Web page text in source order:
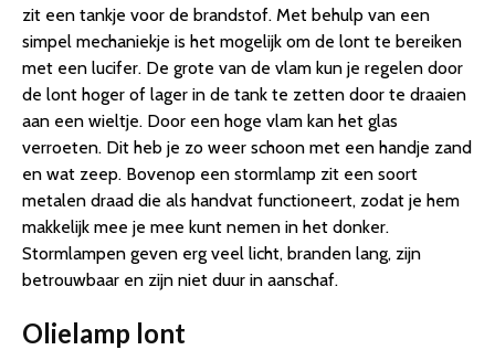
zit een tankje voor de brandstof. Met behulp van een
simpel mechaniekje is het mogelijk om de lont te bereiken
met een lucifer. De grote van de vlam kun je regelen door
de lont hoger of lager in de tank te zetten door te draaien
aan een wieltje. Door een hoge vlam kan het glas
verroeten. Dit heb je zo weer schoon met een handje zand
en wat zeep. Bovenop een stormlamp zit een soort
metalen draad die als handvat functioneert, zodat je hem
makkelijk mee je mee kunt nemen in het donker.
Stormlampen geven erg veel licht, branden lang, zijn
betrouwbaar en zijn niet duur in aanschaf.
Olielamp lont